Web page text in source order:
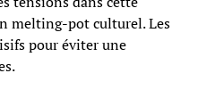
melting-pot culturel. Les
pour éviter une